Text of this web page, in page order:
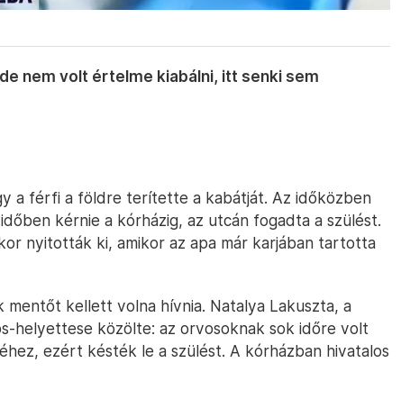
nem volt értelme kiabálni, itt senki sem
a férfi a földre terítette a kabátját. Az időközben
kérnie a kórházig, az utcán fogadta a szülést.
nyitották ki, amikor az apa már karjában tartotta
mentőt kellett volna hívnia. Natalya Lakuszta, a
helyettese közölte: az orvosoknak sok időre volt
ezért késték le a szülést. A kórházban hivatalos